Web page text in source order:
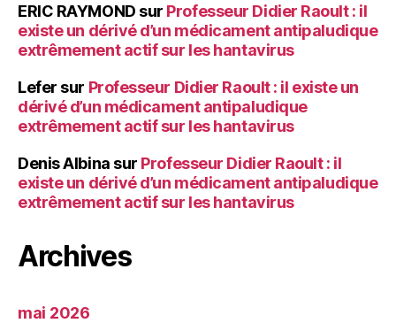
ERIC RAYMOND sur Professeur Didier Raoult : il
existe un dérivé d’un médicament antipaludique
extrêmement actif sur les hantavirus
Lefer sur Professeur Didier Raoult : il existe un
dérivé d’un médicament antipaludique
extrêmement actif sur les hantavirus
Denis Albina sur Professeur Didier Raoult : il
existe un dérivé d’un médicament antipaludique
extrêmement actif sur les hantavirus
Archives
mai 2026